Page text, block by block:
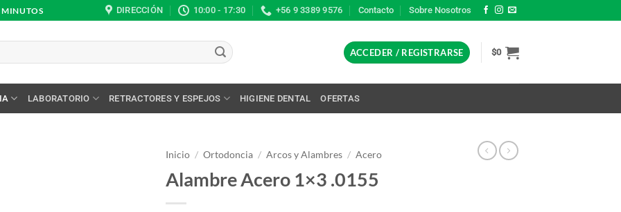
MINUTOS DIRECCIÓN 10:00 - 17:30 +56 9 3389 9576 Contacto Sobre Nosotros
ACCEDER / REGISTRARSE $0
LABORATORIO RETRACTORES Y ESPEJOS HIGIENE DENTAL OFERTAS
Inicio / Ortodoncia / Arcos y Alambres / Acero
Alambre Acero 1×3 .0155